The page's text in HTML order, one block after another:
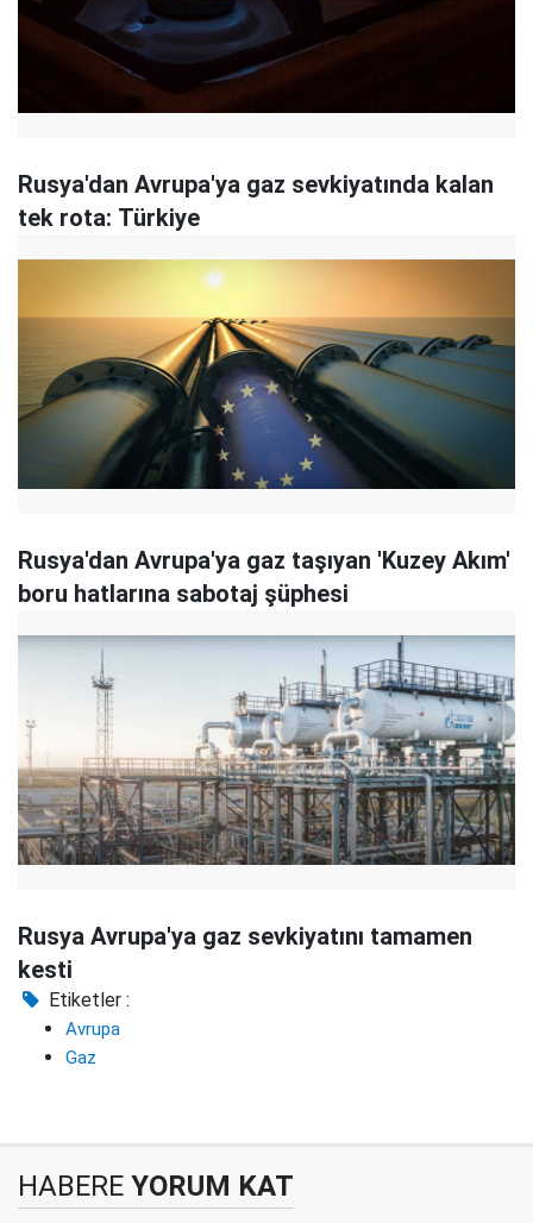
Rusya'dan Avrupa'ya gaz sevkiyatında kalan
tek rota: Türkiye
Rusya'dan Avrupa'ya gaz taşıyan 'Kuzey Akım'
boru hatlarına sabotaj şüphesi
Rusya Avrupa'ya gaz sevkiyatını tamamen
kesti
Etiketler :
Avrupa
Gaz
HABERE YORUM KAT